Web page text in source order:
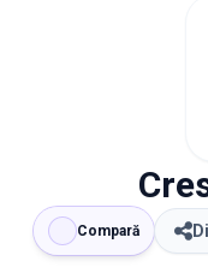
Compară